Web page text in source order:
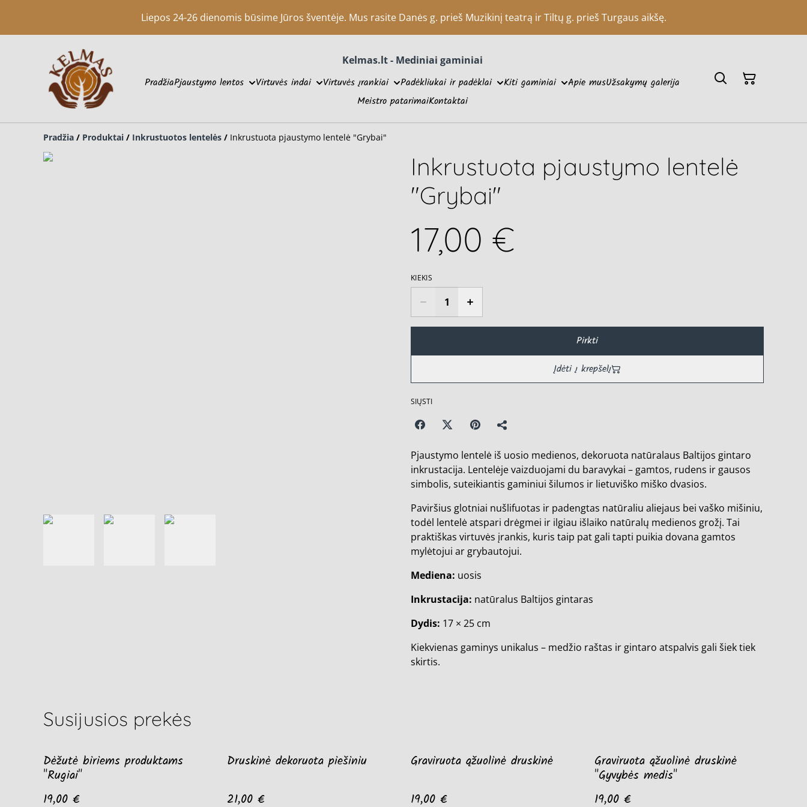
Liepos 24-26 dienomis būsime Jūros šventėje. Mus rasite Danės g. prieš Muzikinį teatrą ir Tiltų g. prieš Turgaus aikšę.
Kelmas.lt - Mediniai gaminiai
PradžiaPjaustymo lentos Virtuvės indai Virtuvės įrankiai Padėkliukai ir padėklai Kiti gaminiai Apie musUžsakymų galerija
Meistro patarimaiKontaktai
Pradžia / Produktai / Inkrustuotos lentelės / Inkrustuota pjaustymo lentelė "Grybai"
Inkrustuota pjaustymo lentelė
"Grybai"
17,00 €
KIEKIS
Pirkti
Įdėti į krepšelį
SIŲSTI
Pjaustymo lentelė iš uosio medienos, dekoruota natūralaus Baltijos gintaro
inkrustacija. Lentelėje vaizduojami du baravykai – gamtos, rudens ir gausos
simbolis, suteikiantis gaminiui šilumos ir lietuviško miško dvasios.
Paviršius glotniai nušlifuotas ir padengtas natūraliu aliejaus bei vaško mišiniu,
todėl lentelė atspari drėgmei ir ilgiau išlaiko natūralų medienos grožį. Tai
praktiškas virtuvės įrankis, kuris taip pat gali tapti puikia dovana gamtos
mylėtojui ar grybautojui.
Mediena: uosis
Inkrustacija: natūralus Baltijos gintaras
Dydis: 17 × 25 cm
Kiekvienas gaminys unikalus – medžio raštas ir gintaro atspalvis gali šiek tiek
skirtis.
Susijusios prekės
Dėžutė biriems produktams
"Rugiai"
19,00 €
Druskinė dekoruota piešiniu
21,00 €
Graviruota ąžuolinė druskinė
19,00 €
Graviruota ąžuolinė druskinė
"Gyvybės medis"
19,00 €